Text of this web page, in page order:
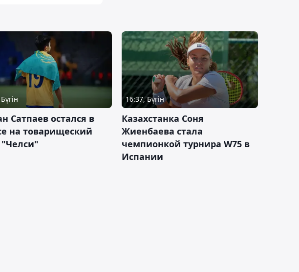
Сатпаев остался в
на товарищеский
16:37, Бүгін
Казахстанка Соня
Жиенбаева стала
чемпионкой турнира W75 в
Испании